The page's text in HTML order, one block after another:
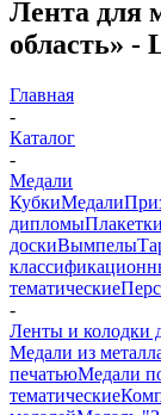
Лента для
область» -
Главная
-
Каталог
-
Медали
КубкиМедали
дипломы
доскиВымпелы
тематические
-
Ленты и колодки
Медали из
печатьюМедали
тематические